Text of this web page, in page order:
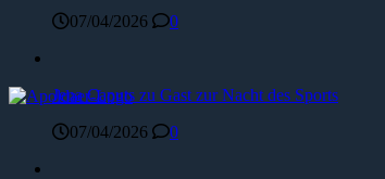
07/04/2026
0
Jena Caputs zu Gast zur Nacht des Sports
07/04/2026
0